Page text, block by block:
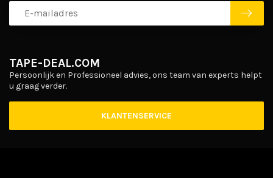
TAPE-DEAL.COM
Persoonlijk en Professioneel advies, ons team van experts helpt
u graag verder.
KLANTENSERVICE